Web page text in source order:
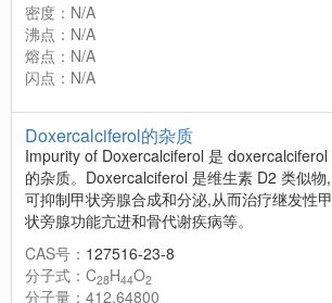
密度：N/A
沸点：N/A
熔点：N/A
闪点：N/A
Doxercalciferol的杂质
Impurity of Doxercalciferol 是 doxercalciferol
的杂质。Doxercalciferol 是维生素 D2 类似物,
可抑制甲状旁腺合成和分泌,从而治疗继发性甲
状旁腺功能亢进和骨代谢疾病等。
CAS号： 127516-23-8
分子式：C28H44O2
分子量：412.64800